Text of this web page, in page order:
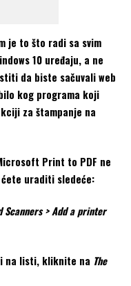
je to što radi sa svim
10 uređaju, a ne
da biste sačuvali web
kog programa koji
za štampanje na
Print to PDF ne
uraditi sledeće:
Scanners > Add a printer
na listi, kliknite na The